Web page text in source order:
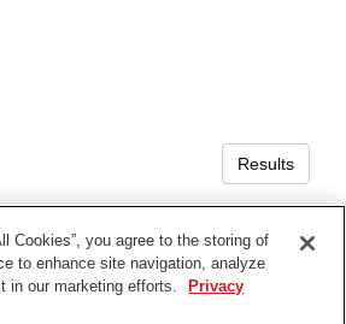
Results
Terms of Use
Cookies”, you agree to the storing of
to enhance site navigation, analyze
in our marketing efforts.
Privacy